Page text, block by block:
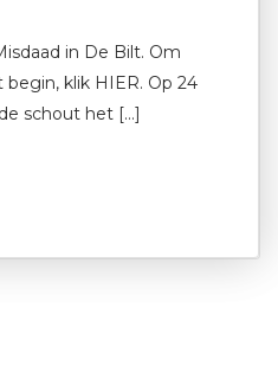
in De Bilt. Om
klik HIER. Op 24
schout het […]